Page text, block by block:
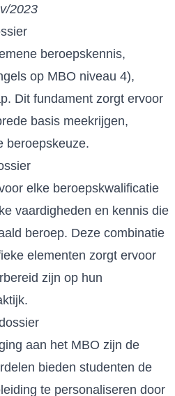
2023
beroepskennis,
op MBO niveau 4),
Dit fundament zorgt ervoor
basis meekrijgen,
beroepskeuze.
elke beroepskwalificatie
vaardigheden en kennis die
beroep. Deze combinatie
elementen zorgt ervoor
zijn op hun
aan het MBO zijn de
bieden studenten de
te personaliseren door